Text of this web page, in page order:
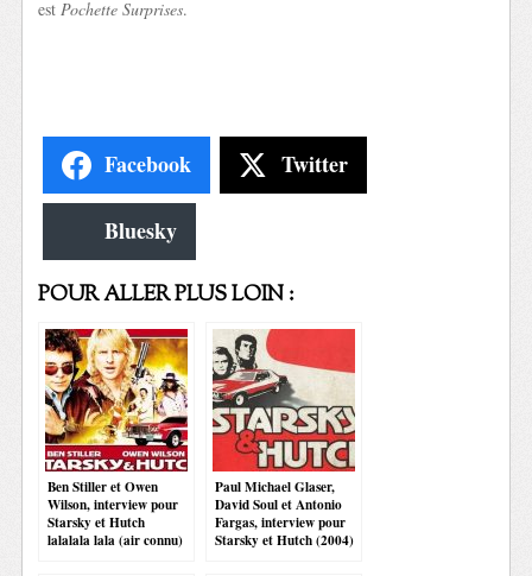
estPochette Surprises.
Facebook Twitter
Bluesky
POUR ALLER PLUS LOIN :
Ben Stiller et Owen
Wilson, interview pour
Starsky et Hutch
lalalala lala (air connu)
Paul Michael Glaser,
David Soul et Antonio
Fargas, interview pour
Starsky et Hutch (2004)